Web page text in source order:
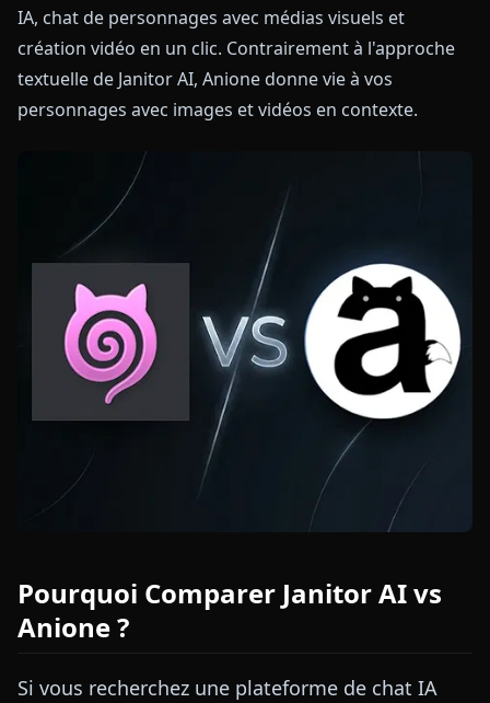
IA, chat de personnages avec médias visuels et
création vidéo en un clic. Contrairement à l'approche
textuelle de Janitor AI, Anione donne vie à vos
personnages avec images et vidéos en contexte.
Pourquoi Comparer Janitor AI vs
Anione ?
Si vous recherchez une plateforme de chat IA